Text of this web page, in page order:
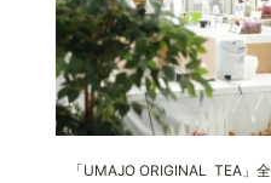
「UMAJO ORIGINAL TEA」